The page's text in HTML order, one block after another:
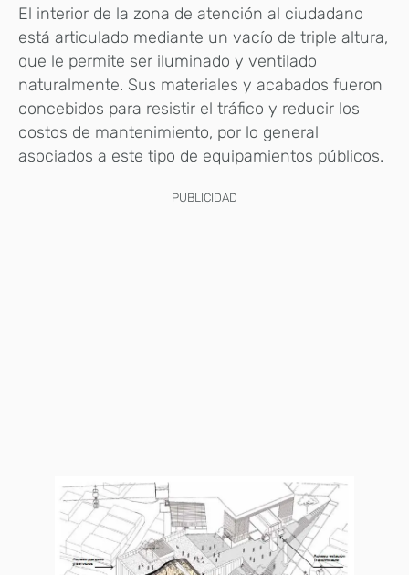
El interior de la zona de atención al ciudadano
está articulado mediante un vacío de triple altura,
que le permite ser iluminado y ventilado
naturalmente. Sus materiales y acabados fueron
concebidos para resistir el tráfico y reducir los
costos de mantenimiento, por lo general
asociados a este tipo de equipamientos públicos.
PUBLICIDAD